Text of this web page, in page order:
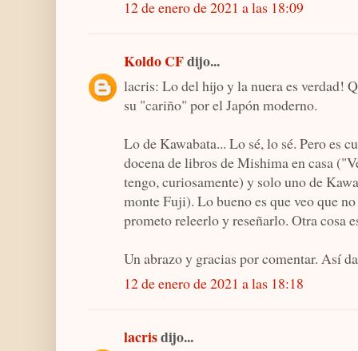
12 de enero de 2021 a las 18:09
Koldo CFdijo...
lacris: Lo del hijo y la nuera es verdad!
su "cariño" por el Japón moderno.
Lo de Kawabata... Lo sé, lo sé. Pero es
docena de libros de Mishima en casa
tengo, curiosamente) y solo uno de
monte Fuji). Lo bueno es que veo que
prometo releerlo y reseñarlo. Otra cosa
Un abrazo y gracias por comentar. Así
12 de enero de 2021 a las 18:18
lacrisdijo...